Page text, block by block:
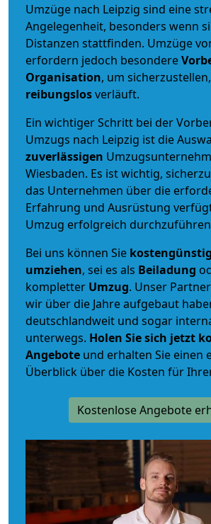
Umzüge nach Leipzig sind eine
Angelegenheit, besonders wenn
Distanzen stattfinden. Umzüge
erfordern jedoch besondere
Organisation, um
reibungslosverläuft.
Ein wichtiger Schritt bei der
Umzugs nach Leipzig ist die
zuverlässigen
Wiesbaden. Es ist wichtig,
das Unternehmen über die
Erfahrung und Ausrüstung
Umzug erfolgreich
Bei uns können Sie kostengünstig
umziehen, sei es als Beiladung
kompletter Umzug. Unser
wir über die Jahre aufgebaut
deutschlandweit und sogar
unterwegs. Holen Sie sich jetzt
Angebote und erhalten Sie einen
Überblick über die Kosten für
Kostenlose Angebote